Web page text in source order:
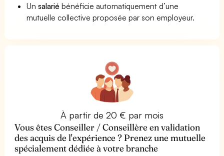
Unsalarié bénéficie automatiquement d’une
mutuelle collective proposée par son employeur.
À partir de 20 € par mois
Vous êtes Conseiller / Conseillère en validation
des acquis de l'expérience ? Prenez une mutuelle
spécialement dédiée à votre branche